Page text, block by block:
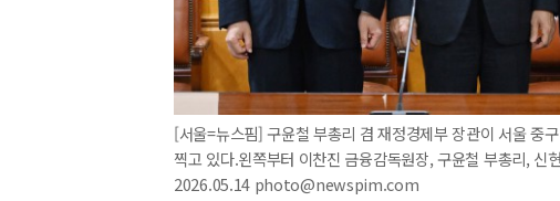
[서울=뉴스핌] 구윤철 부총리 겸 재정경제부 장관이 서울 중
찍고 있다.왼쪽부터 이찬진 금융감독원장, 구윤철 부총리,
2026.05.14 photo@newspim.com